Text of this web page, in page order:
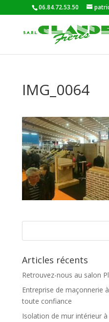
06.84.72.53.50
IMG_0064
Articles récents
Retrouvez-nous au salon
Entreprise de maçonnerie
toute confiance
Isolation de mur intérieur